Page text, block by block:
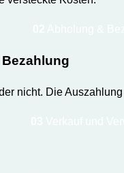
nicht. Die